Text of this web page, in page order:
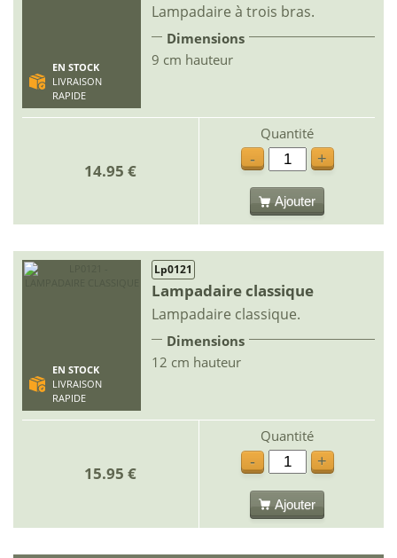
EN STOCK
LIVRAISON
RAPIDE
Lampadaire à trois bras.
Dimensions
9 cm hauteur
14.95 €
Quantité
-
+
Ajouter
EN STOCK
LIVRAISON
RAPIDE
Lp0121
Lampadaire classique
Lampadaire classique.
Dimensions
12 cm hauteur
15.95 €
Quantité
-
+
Ajouter